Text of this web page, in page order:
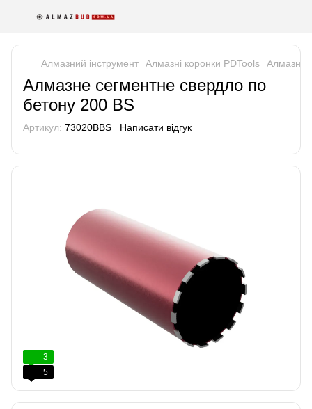
Алмазний інструмент Алмазні коронки PDTools Алмазне
Алмазне сегментне свердло по
бетону 200 BS
Артикул: 73020BBS Написати відгук
3
5